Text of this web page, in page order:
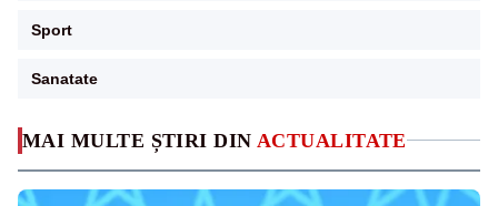
MAI MULTE ȘTIRI DIN ACTUALITATE
Sport
Sanatate